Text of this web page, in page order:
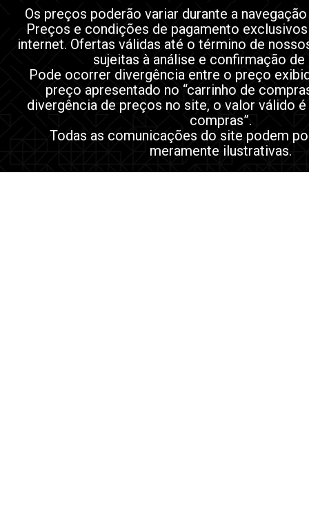
Os preços poderão variar durante a
Preços e condições de pagamento
internet. Ofertas válidas até o término de
sujeitas à análise e confirmação de
Pode ocorrer divergência entre o preço
preço apresentado no “carrinho de
divergência de preços no site, o valor válido é
compras”.
Todas as comunicações do site podem
meramente ilustrativas.